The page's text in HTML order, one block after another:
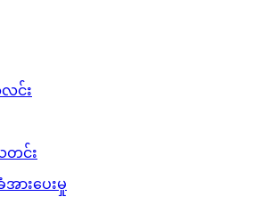
လင်း
င်း
ားပေးမှု